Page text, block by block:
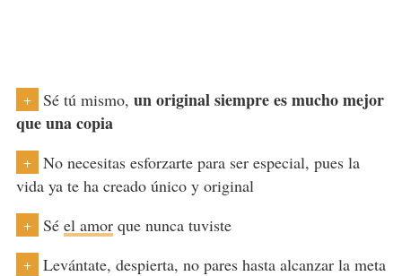
+ Sé tú mismo, un original siempre es mucho mejor
que una copia
+
No necesitas esforzarte para ser especial, pues la
vida ya te ha creado único y original
+ Sé el amorque nunca tuviste
+ Levántate, despierta, no pares hasta alcanzar la meta